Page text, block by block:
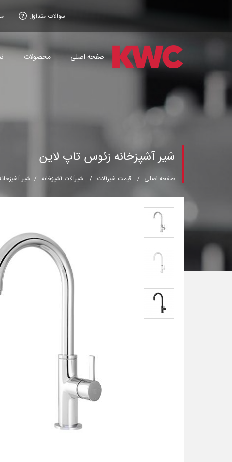
سوالات متداول
صفحه اصلی محصولات
شیر آشپزخانه زئوس تاپ لاین
صفحه اصلی قیمت شیرآلات شیرآلات آشپزخانه شیر